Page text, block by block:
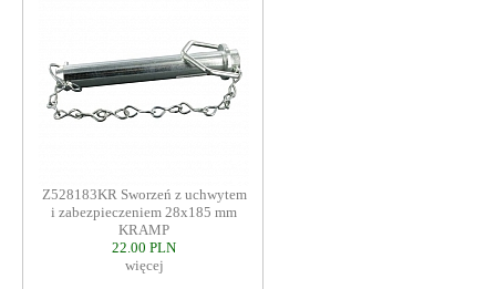
Z528183KR Sworzeń z uchwytem
i zabezpieczeniem 28x185 mm
KRAMP
22.00 PLN
więcej